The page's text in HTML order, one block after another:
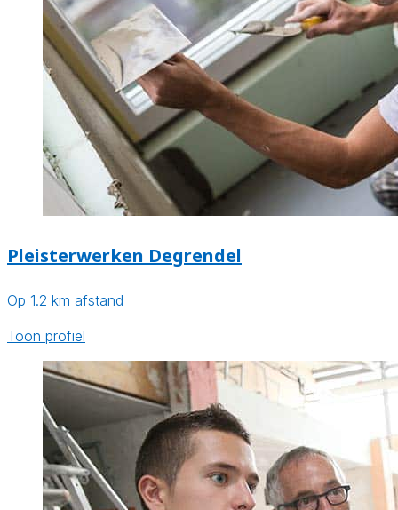
Pleisterwerken Degrendel
Op 1.2 km afstand
Toon profiel